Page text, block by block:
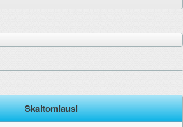
Skaitomiausi